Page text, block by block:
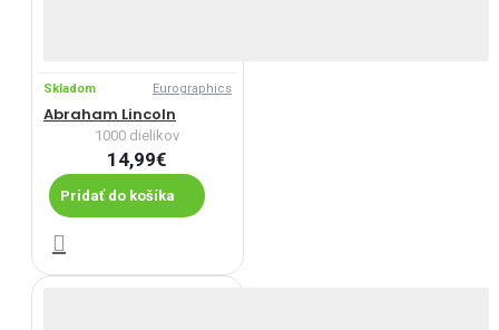
Skladom Eurographics
Abraham Lincoln
1000 dielikov
14,99€
Pridať do košíka